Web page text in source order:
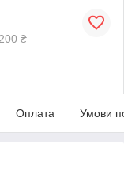
₴
Оплата Умови